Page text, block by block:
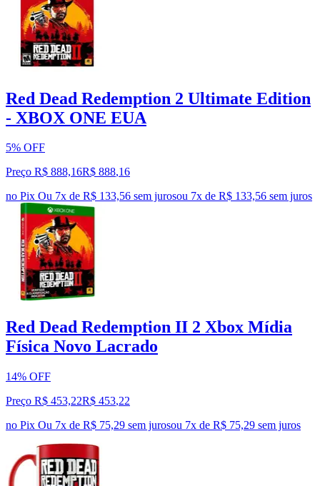
Red Dead Redemption 2 Ultimate Edition
- XBOX ONE EUA
5% OFF
Preço R$ 888,16R$ 888,16
no Pix Ou 7x de R$ 133,56 sem jurosou 7x de R$ 133,56 sem juros
Red Dead Redemption II 2 Xbox Mídia
Física Novo Lacrado
14% OFF
Preço R$ 453,22R$ 453,22
no Pix Ou 7x de R$ 75,29 sem jurosou 7x de R$ 75,29 sem juros